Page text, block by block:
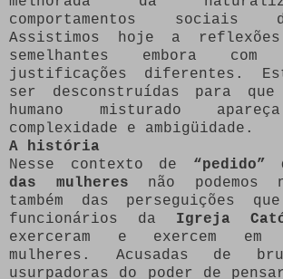
comportamentos sociais
Assistimos hoje a
semelhantes embora
justificações diferentes.
ser desconstruídas para
humano misturado
complexidade e ambigüidade.
A história
Nesse contexto de “pedido”
das mulheres não podemos
também das perseguições
funcionários da Igreja
exerceram e exercem
mulheres. Acusadas de
usurpadoras do poder de